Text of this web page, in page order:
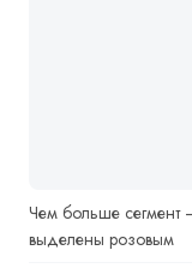
Чем больше сегмент
выделены розовым